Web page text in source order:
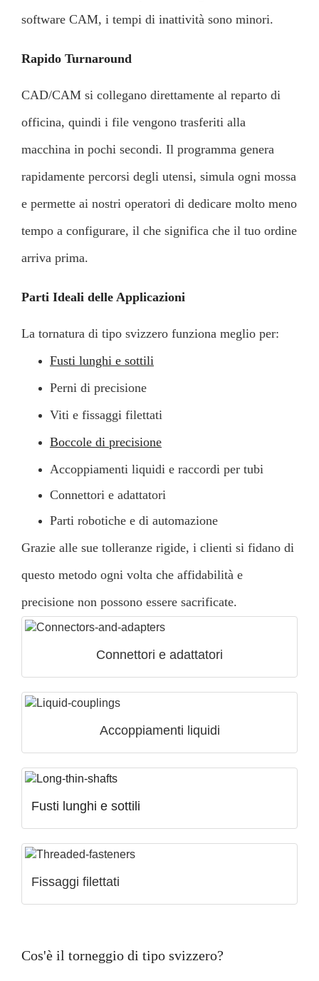
software CAM, i tempi di inattività sono minori.
Rapido Turnaround
CAD/CAM si collegano direttamente al reparto di
officina, quindi i file vengono trasferiti alla
macchina in pochi secondi. Il programma genera
rapidamente percorsi degli utensi, simula ogni mossa
e permette ai nostri operatori di dedicare molto meno
tempo a configurare, il che significa che il tuo ordine
arriva prima.
Parti Ideali delle Applicazioni
La tornatura di tipo svizzero funziona meglio per:
Fusti lunghi e sottili
Perni di precisione
Viti e fissaggi filettati
Boccole di precisione
Accoppiamenti liquidi e raccordi per tubi
Connettori e adattatori
Parti robotiche e di automazione
Grazie alle sue tolleranze rigide, i clienti si fidano di
questo metodo ogni volta che affidabilità e
precisione non possono essere sacrificate.
Connettori e adattatori
Accoppiamenti liquidi
Fusti lunghi e sottili
Fissaggi filettati
Cos'è il torneggio di tipo svizzero?